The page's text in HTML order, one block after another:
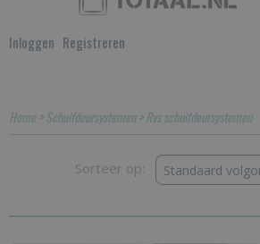
Inloggen Registreren
Home>Schuifdeursystemen>Rvs schuifdeursystemen
Sorteer op: